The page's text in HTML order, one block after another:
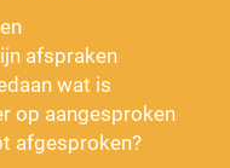
afspraken
wat is
op aangesproken
afgesproken?